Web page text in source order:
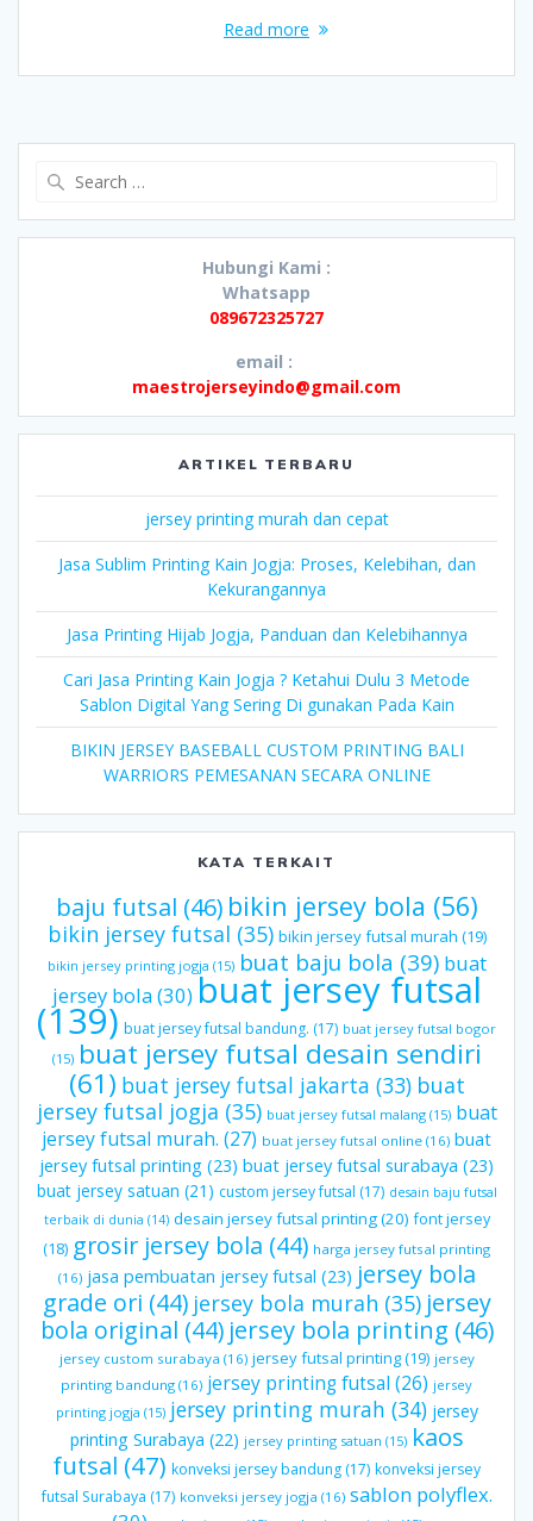
Read more
Hubungi Kami :
Whatsapp
089672325727
email :
maestrojerseyindo@gmail.com
ARTIKEL TERBARU
jersey printing murah dan cepat
Jasa Sublim Printing Kain Jogja: Proses, Kelebihan, dan
Kekurangannya
Jasa Printing Hijab Jogja, Panduan dan Kelebihannya
Cari Jasa Printing Kain Jogja ? Ketahui Dulu 3 Metode
Sablon Digital Yang Sering Di gunakan Pada Kain
BIKIN JERSEY BASEBALL CUSTOM PRINTING BALI
WARRIORS PEMESANAN SECARA ONLINE
KATA TERKAIT
baju futsal (46) bikin jersey bola (56)
bikin jersey futsal (35) bikin jersey futsal murah (19)
bikin jersey printing jogja (15) buat baju bola (39) buat
jersey bola(30)buat jersey futsal
(139) buat jersey futsal bandung. (17) buat jersey futsal bogor
(15) buat jersey futsal desain sendiri
(61) buat jersey futsal jakarta (33) buat
jersey futsal jogja (35) buat jersey futsal malang(15) buat
jersey futsal murah. (27) buat jersey futsal online(16) buat
jersey futsal printing (23) buat jersey futsal surabaya (23)
buat jersey satuan (21) custom jersey futsal (17) desain baju futsal
terbaik di dunia (14) desain jersey futsal printing(20) font jersey
(18) grosir jersey bola (44) harga jersey futsal printing
(16) jasa pembuatan jersey futsal (23) jersey bola
grade ori (44) jersey bola murah (35) jersey
bola original (44) jersey bola printing (46)
jersey custom surabaya (16) jersey futsal printing(19) jersey
printing bandung (16) jersey printing futsal (26) jersey
printing jogja (15) jersey printing murah (34) jersey
printing Surabaya (22) jersey printing satuan (15) kaos
futsal (47) konveksi jersey bandung (17) konveksi jersey
futsal Surabaya (17) konveksi jersey jogja (16) sablon polyflex.